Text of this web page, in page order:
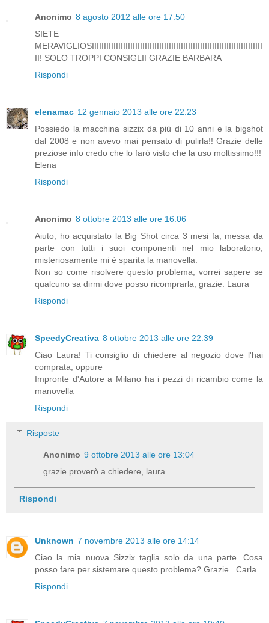
Anonimo 8 agosto 2012 alle ore 17:50
SIETE
MERAVIGLIOSIIIIIIIIIIIIIIIIIIIIIIIIIIIIIIIIIIIIIIIIIIIIIIIIIIIIIIIIIIIIIIIIIIIIIII
II! SOLO TROPPI CONSIGLII GRAZIE BARBARA
Rispondi
elenamac 12 gennaio 2013 alle ore 22:23
Possiedo la macchina sizzix da più di 10 anni e la bigshot
dal 2008 e non avevo mai pensato di pulirla!! Grazie delle
preziose info credo che lo farò visto che la uso moltissimo!!!
Elena
Rispondi
Anonimo 8 ottobre 2013 alle ore 16:06
Aiuto, ho acquistato la Big Shot circa 3 mesi fa, messa da
parte con tutti i suoi componenti nel mio laboratorio,
misteriosamente mi è sparita la manovella.
Non so come risolvere questo problema, vorrei sapere se
qualcuno sa dirmi dove posso ricomprarla, grazie. Laura
Rispondi
SpeedyCreativa 8 ottobre 2013 alle ore 22:39
Ciao Laura! Ti consiglio di chiedere al negozio dove l'hai
comprata, oppure
Impronte d'Autore a Milano ha i pezzi di ricambio come la
manovella
Rispondi
Risposte
Anonimo 9 ottobre 2013 alle ore 13:04
grazie proverò a chiedere, laura
Rispondi
Unknown 7 novembre 2013 alle ore 14:14
Ciao la mia nuova Sizzix taglia solo da una parte. Cosa
posso fare per sistemare questo problema? Grazie . Carla
Rispondi